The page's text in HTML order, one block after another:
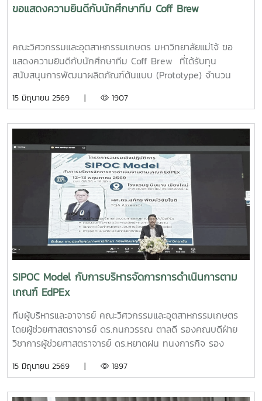
ขอแสดงความยินดีกับนักศึกษาทีม Coff Brew
คณะวิศวกรรมและอุตสาหกรรมเกษตร มหาวิทยาลัยแม่โจ้ ขอ
แสดงความยินดีกับนักศึกษาทีม Coff Brew ที่ได้รับทุน
สนับสนุนการพัฒนาผลิตภัณฑ์ต้นแบบ (Prototype) จำนวน
2026 รอบภูมิภาค ภาคเหนือ ซึ่งจัดขึ้นเมื่อวันที่ 11 พฤษภาคม
เหนือ) จังหวัดเชียงใหม่ ผลงาน“เครื่องสกัดกาแฟรูปแบบใหม่โดย
ใช้เทคโนโลยี PLU”สมาชิกทีม• นายอนุพงศ์ เขื่อนแก้วนักศึกษา
ปริญญาโท คณะวิศวกรรมและอุตสาหกรรมเกษตร• นายอาทิตย์
ด่านกระโทกนักศึกษาปริญญาโท คณะวิศวกรรมและอุตสาหกรรม
เกษตร• นายตันติกร กันนานักศึกษาปริญญาตรี คณะ
บริหารธุรกิจ• Nirmala Bhuvana Chandra
Ramisettyนักศึกษาปริญญาโท วิทยาลัยนานาชาติอาจารย์ที่
ปรึกษารองศาสตราจารย์ ดร.จตุรภัทร วาฤทธิ์คณะวิศวกรรมและ
อุตสาหกรรมเกษตรการแข่งขัน Startup Thailand League
2026 เป็นเวทีสำคัญในการส่งเสริมศักยภาพนักศึกษาด้าน
นวัตกรรมและการเป็นผู้ประกอบการรุ่นใหม่ โดยเปิดโอกาสให้
นักศึกษาได้นำเสนอแนวคิดธุรกิจและผลงานนวัตกรรมสู่การ
พัฒนาเชิงพาณิชย์ในระดับประเทศทั้งนี้ ทีม Coff Brew ได้รับ
คัดเลือกให้พัฒนาผลงานต้นแบบและเตรียมเข้าร่วมกิจกรรม
Demo Day ระหว่างวันที่ 25–27 มิถุนายน 2569 ณ ศูนย์การค้า
สยามพารากอน กรุงเทพมหานคร เพื่อจัดแสดงผลงานต่อนัก
ไปคณะวิศวกรรมและอุตสาหกรรมเกษตร ขอร่วมชื่นชมและภาค
นักศึกษา ที่สามารถต่อยอดองค์ความรู้สู่การสร้างนวัตกรรมและ
15 มิถุนายน 2569 | 1907
SIPOC Model กับการบริหารจัดการการดำเนินการตาม
เกณฑ์ EdPEx
ทีมผู้บริหารและอาจารย์ คณะวิศวกรรมและอุตสาหกรรมเกษตร
โดยผู้ช่วยศาสตราจารย์ ดร.กนกวรรณ ตาลดี รองคณบดีฝ่าย
วิชาการผู้ช่วยศาสตราจารย์ ดร.หยาดฝน ทนงการกิจ รอง
ดร.พิไลวรรณ พรประสิทธ์ ผู้ช่วยคณบดีฝ่ายบริหารและเทคโนโลยี
15 มิถุนายน 2569 | 1897